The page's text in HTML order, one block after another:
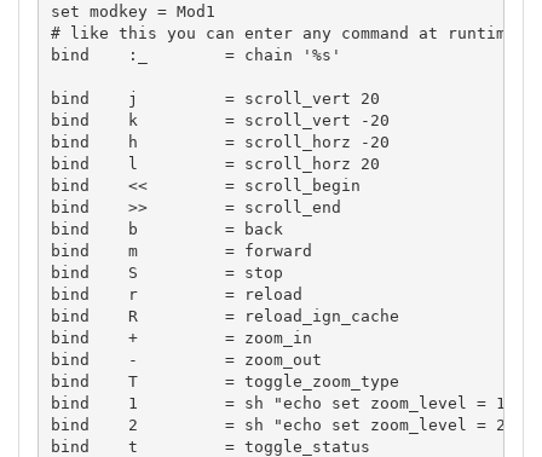
set modkey = Mod1
# like this you can enter any command at
bind    :_        = chain '%s'
bind    j         = scroll_vert 20
bind    k         = scroll_vert -20
bind    h         = scroll_horz -20
bind    l         = scroll_horz 20
bind    <<        = scroll_begin
bind    >>        = scroll_end
bind    b         = back
bind    m         = forward
bind    S         = stop
bind    r         = reload
bind    R         = reload_ign_cache
bind    +         = zoom_in
bind    -         = zoom_out
bind    T         = toggle_zoom_type
bind    1         = sh "echo set zoom_level = 1.0
bind    2         = sh "echo set zoom_level = 2.0
bind    t         = toggle_status